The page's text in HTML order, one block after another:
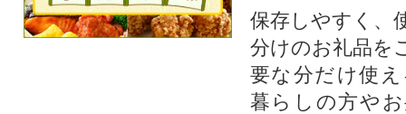
保存しやすく、
分けのお礼品を
要な分だけ使
暮らしの方や